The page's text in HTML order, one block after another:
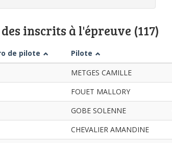
inscrits à l'épreuve (117)
de pilote Pilote
METGES CAMILLE
FOUET MALLORY
GOBE SOLENNE
CHEVALIER AMANDINE